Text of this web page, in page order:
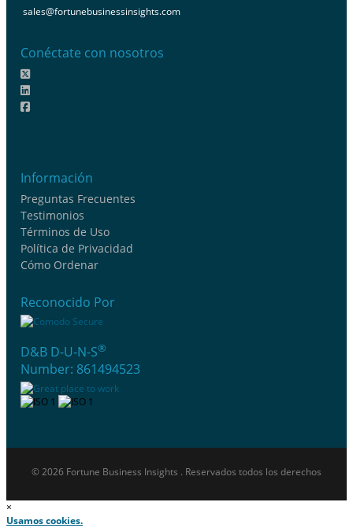
sales@fortunebusinessinsights.com
Conéctate con nosotros
Información
Preguntas Frecuentes
Testimonios
Términos de Uso
Política de Privacidad
Cómo Ordenar
Reconocido Por
D&B D-U-N-S®
Number: 861494523
© 2026 Fortune Business Insights . Reservados todos los derechos
×
Usamos cookies.